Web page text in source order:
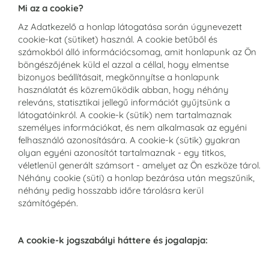
Mi az a cookie?
Az Adatkezelő a honlap látogatása során úgynevezett
cookie-kat (sütiket) használ. A cookie betűből és
számokból álló információcsomag, amit honlapunk az Ön
böngészőjének küld el azzal a céllal, hogy elmentse
bizonyos beállításait, megkönnyítse a honlapunk
használatát és közreműködik abban, hogy néhány
releváns, statisztikai jellegű információt gyűjtsünk a
látogatóinkról. A cookie-k (sütik) nem tartalmaznak
személyes információkat, és nem alkalmasak az egyéni
felhasználó azonosítására. A cookie-k (sütik) gyakran
olyan egyéni azonosítót tartalmaznak - egy titkos,
véletlenül generált számsort - amelyet az Ön eszköze tárol.
Néhány cookie (süti) a honlap bezárása után megszűnik,
néhány pedig hosszabb időre tárolásra kerül
számítógépén.
A cookie-k jogszabályi háttere és jogalapja: